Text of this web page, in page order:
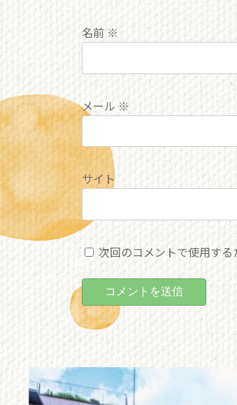
名前 ※
メール ※
サイト
次回のコメントで使用する